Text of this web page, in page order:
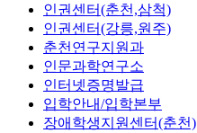
인권센터(춘천,삼척)
인권센터(강릉,원주)
춘천연구지원과
인문과학연구소
인터넷증명발급
입학안내/입학본부
장애학생지원센터(춘천)